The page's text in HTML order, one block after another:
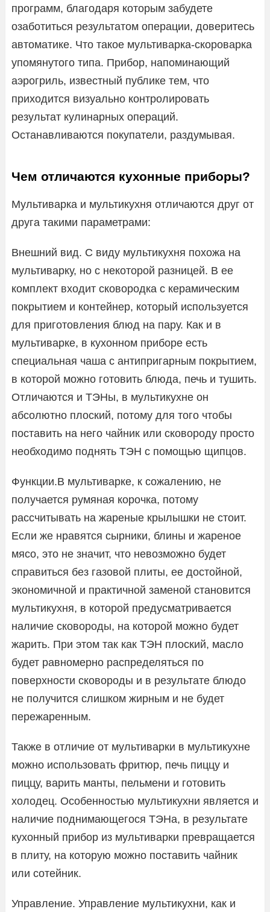
программ, благодаря которым забудете
озаботиться результатом операции, доверитесь
автоматике. Что такое мультиварка-скороварка
упомянутого типа. Прибор, напоминающий
аэрогриль, известный публике тем, что
приходится визуально контролировать
результат кулинарных операций.
Останавливаются покупатели, раздумывая.
Чем отличаются кухонные приборы?
Мультиварка и мультикухня отличаются друг от
друга такими параметрами:
Внешний вид. С виду мультикухня похожа на
мультиварку, но с некоторой разницей. В ее
комплект входит сковородка с керамическим
покрытием и контейнер, который используется
для приготовления блюд на пару. Как и в
мультиварке, в кухонном приборе есть
специальная чаша с антипригарным покрытием,
в которой можно готовить блюда, печь и тушить.
Отличаются и ТЭНы, в мультикухне он
абсолютно плоский, потому для того чтобы
поставить на него чайник или сковороду просто
необходимо поднять ТЭН с помощью щипцов.
Функции.В мультиварке, к сожалению, не
получается румяная корочка, потому
рассчитывать на жареные крылышки не стоит.
Если же нравятся сырники, блины и жареное
мясо, это не значит, что невозможно будет
справиться без газовой плиты, ее достойной,
экономичной и практичной заменой становится
мультикухня, в которой предусматривается
наличие сковороды, на которой можно будет
жарить. При этом так как ТЭН плоский, масло
будет равномерно распределяться по
поверхности сковороды и в результате блюдо
не получится слишком жирным и не будет
пережаренным.
Также в отличие от мультиварки в мультикухне
можно использовать фритюр, печь пиццу и
пиццу, варить манты, пельмени и готовить
холодец. Особенностью мультикухни является и
наличие поднимающегося ТЭНа, в результате
кухонный прибор из мультиварки превращается
в плиту, на которую можно поставить чайник
или сотейник.
Управление. Управление мультикухни, как и